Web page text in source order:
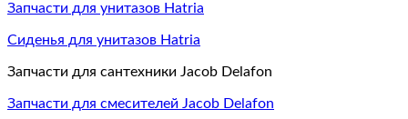
Запчасти для унитазов Hatria
Сиденья для унитазов Hatria
Запчасти для сантехники Jacob Delafon
Запчасти для смесителей Jacob Delafon